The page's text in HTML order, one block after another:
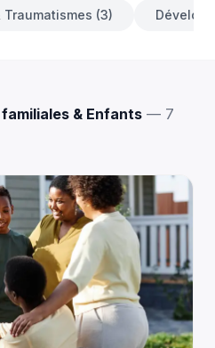
Traumatismes (3)
& Enfants — 7